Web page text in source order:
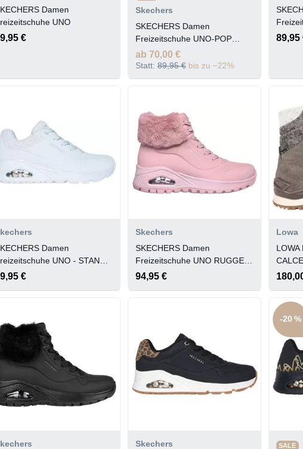
Damen
UNO
€
Skechers
SKECHERS Damen
Freizeitschuhe UNO-POP
BACK
ab 70,00 €
Statt: 89,95 € bis zu −22%
ON
89,95
Damen
UNO - STAND
AIR€
Skechers
SKECHERS Damen
Freizeitschuhe UNO RUGGED
- FALL AIR
94,95 €
Lowa
Skechers
SALE
-20 %